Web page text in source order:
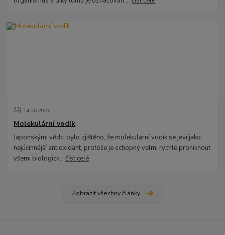
14.06.2026
Molekulární vodík
Japonskými vědci bylo zjištěno, že molekulární vodík se jeví jako
nejúčinnější antioxidant, protože je schopný velmi rychle proniknout
všemi biologick...číst celé
Zobrazit všechny články